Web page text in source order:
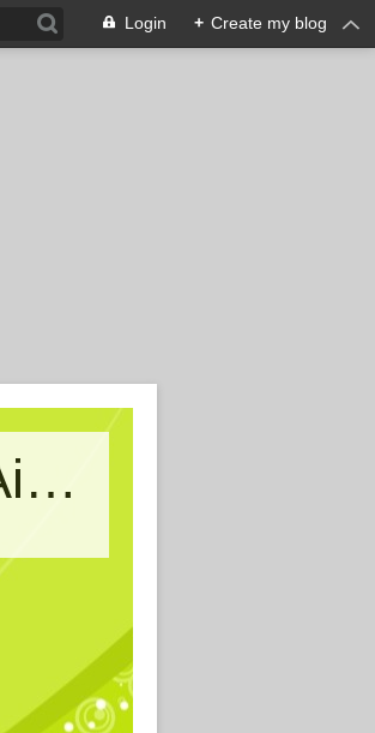
Login + Create my blog
Kritische Massen - Ein Blog von Sepp Aigner